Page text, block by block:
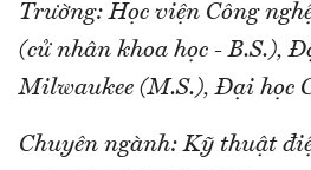
Trường: Học viện Công
(cử nhân khoa học - B.S.),
Milwaukee (M.S.), Đại học
Chuyên ngành: Kỹ thuật